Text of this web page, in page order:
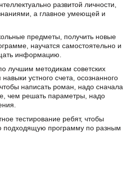
развитой личности,
а главное умеющей и
предметы, получить новые
научатся самостоятельно и
информацию.
лучшим методикам советских
устного счета, осознанного
написать роман, надо сначала
чем решать параметры, надо
тестирование ребят, чтобы
подходящую программу по разным